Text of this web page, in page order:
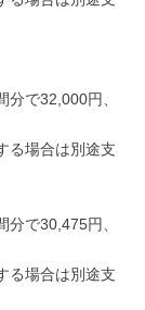
で32,000円、
る場合は別途支
で30,475円、
る場合は別途支